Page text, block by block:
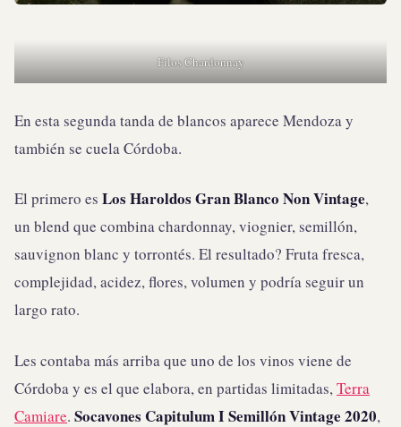
Filos Chardonnay
En esta segunda tanda de blancos aparece Mendoza y
también se cuela Córdoba.
El primero es Los Haroldos Gran Blanco Non Vintage,
un blend que combina chardonnay, viognier, semillón,
sauvignon blanc y torrontés. El resultado? Fruta fresca,
complejidad, acidez, flores, volumen y podría seguir un
largo rato.
Les contaba más arriba que uno de los vinos viene de
Córdoba y es el que elabora, en partidas limitadas,Terra
Camiare. Socavones Capitulum I Semillón Vintage 2020,